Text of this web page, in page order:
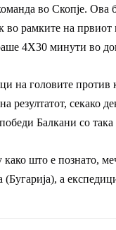
во Скопје. Ова
во рамките на првиот
4Х30 минути во
на головите против
резултатот, секако
Балкани со така
што е познато,
(Бугарија), а